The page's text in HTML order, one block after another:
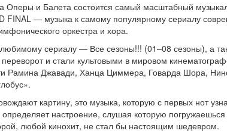
Оперы и Балета состоится самый масштабный
— музыка к самому популярному сериалу
оркестра и хора.
сериалу — Все сезоны!!! (01–08 сезоны), а
и стали культовыми в мировом
Рамина Джавади, Ханца Циммера, Говарда Шора,
картину, это музыка, которую с первых нот
настроение, слушая которую
любой кинохит, не стал бы настоящим шедевром.